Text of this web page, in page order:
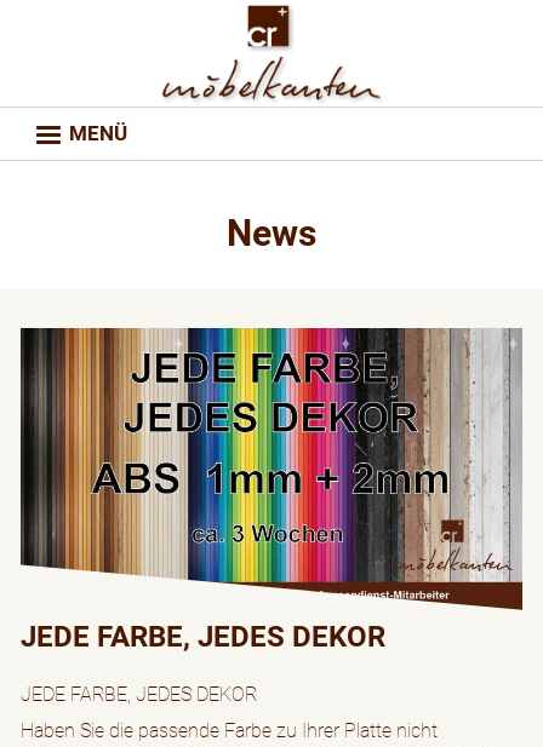
MENÜ
News
JEDE FARBE, JEDES DEKOR
JEDE FARBE, JEDES DEKOR
Haben Sie die passende Farbe zu Ihrer Platte nicht